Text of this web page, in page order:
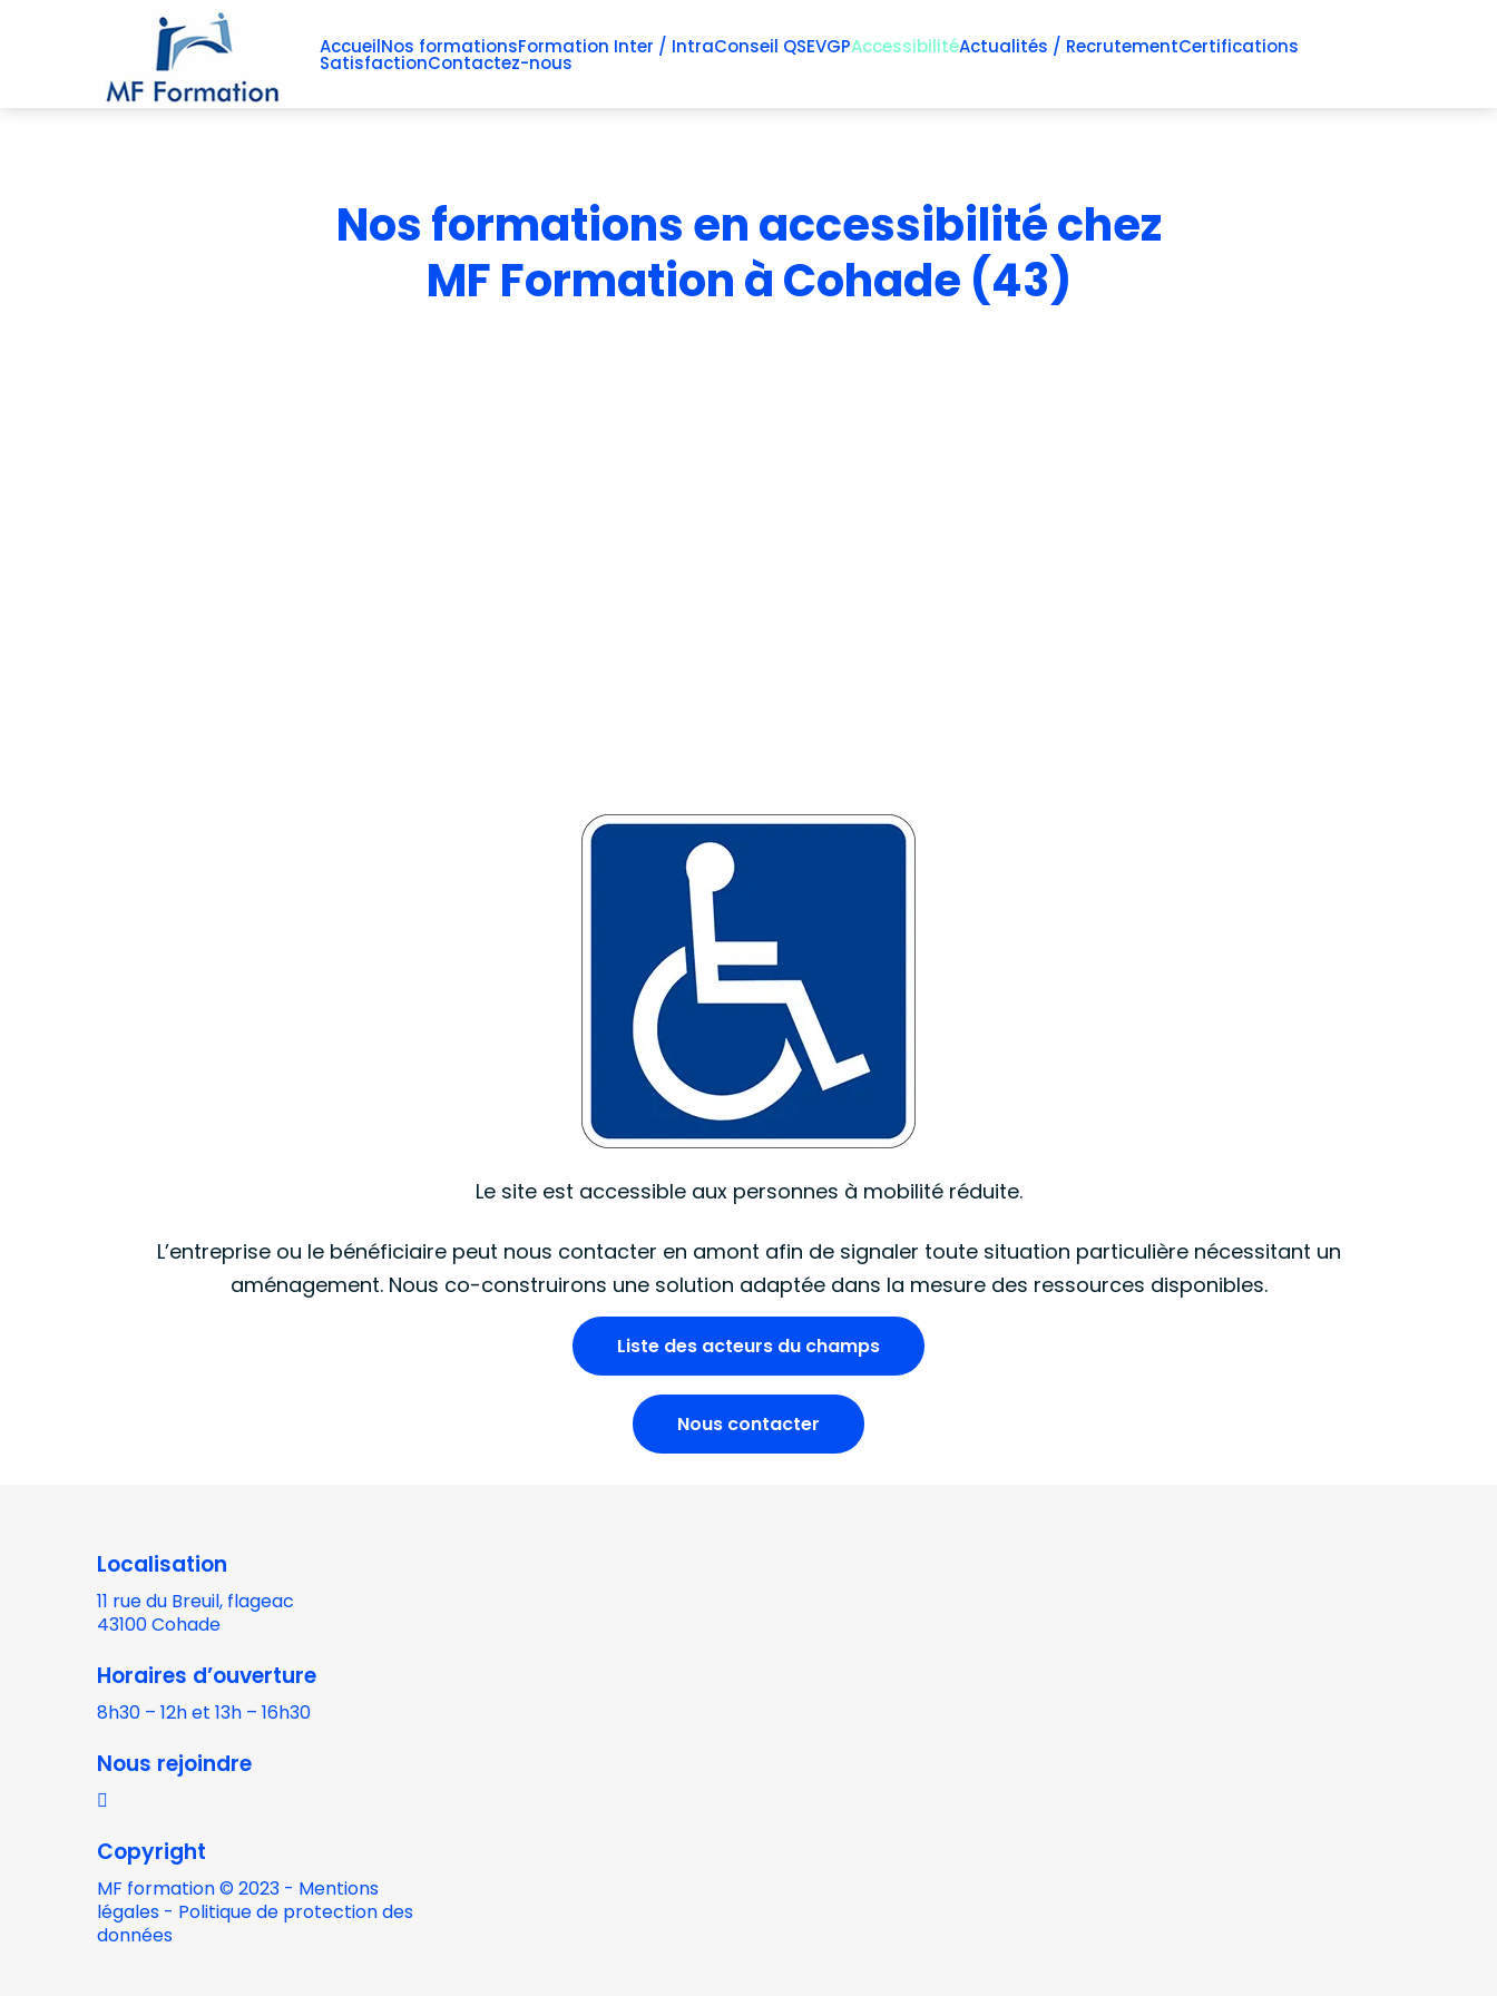
AccueilNos formationsFormation Inter / IntraConseil QSEVGPAccessibilitéActualités / RecrutementCertifications
SatisfactionContactez-nous
Nosformationsenaccessibilitéchez
MFFormationàCohade (43)
Le site est accessible aux personnes à mobilité réduite.
L’entreprise ou le bénéficiaire peut nous contacter en amont afin de signaler toute situation particulière nécessitant un
aménagement. Nous co-construirons une solution adaptée dans la mesure des ressources disponibles.
Liste des acteurs du champs
Nous contacter
Localisation
11 rue du Breuil, flageac
43100 Cohade
Horaires d’ouverture
8h30 – 12h et 13h – 16h30
Nous rejoindre
Copyright
MF formation © 2023 - Mentions
légales - Politique de protection des
données